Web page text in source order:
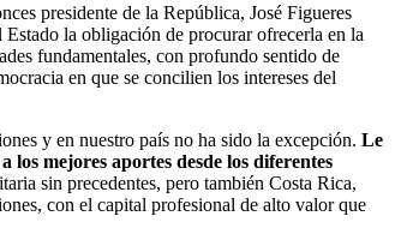
presidente de la República, José Figueres
la obligación de procurar ofrecerla en la
fundamentales, con profundo sentido de
en que se concilien los intereses del
y en nuestro país no ha sido la excepción. Le
mejores aportes desde los diferentes
sin precedentes, pero también Costa Rica,
con el capital profesional de alto valor que